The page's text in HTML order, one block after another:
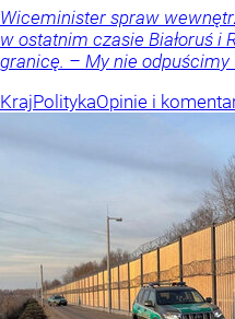
Wiceminister spraw
w ostatnim czasie Białoruś i
granicę. – My nie odpuścimy
KrajPolitykaOpinie i